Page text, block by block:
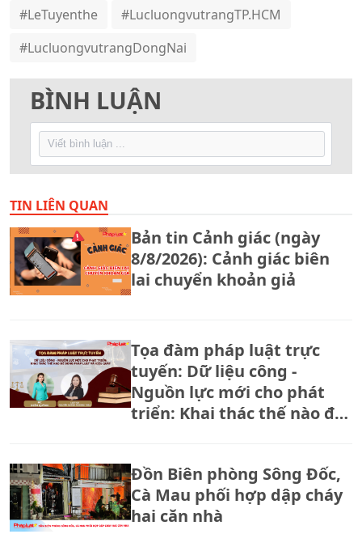
#LeTuyenthe
#LucluongvutrangTP.HCM
#LucluongvutrangDongNai
BÌNH LUẬN
TIN LIÊN QUAN
Bản tin Cảnh giác (ngày
8/8/2026): Cảnh giác biên
lai chuyển khoản giả
Tọa đàm pháp luật trực
tuyến: Dữ liệu công -
Nguồn lực mới cho phát
triển: Khai thác thế nào để
Đồn Biên phòng Sông Đốc,
Cà Mau phối hợp dập cháy
hai căn nhà